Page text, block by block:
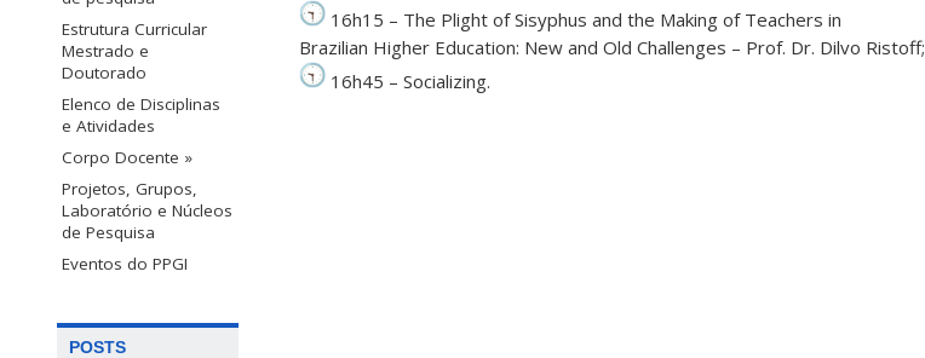
Estrutura Curricular
Mestrado e
Doutorado
Elenco de Disciplinas
e Atividades
Corpo Docente »
Projetos, Grupos,
Laboratório e Núcleos
de Pesquisa
Eventos do PPGI
POSTS
16h15 – The Plight of Sisyphus and the Making of Teachers in
Brazilian Higher Education: New and Old Challenges – Prof. Dr. Dilvo Ristoff;
16h45 – Socializing.